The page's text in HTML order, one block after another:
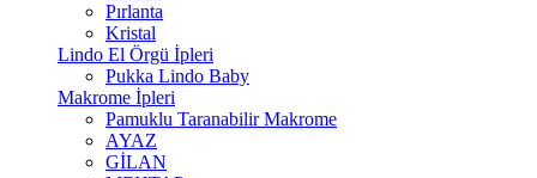
Pırlanta
Kristal
Lindo El Örgü İpleri
Pukka Lindo Baby
Makrome İpleri
Pamuklu Taranabilir Makrome
AYAZ
GİLAN